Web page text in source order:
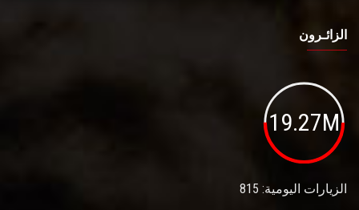
الزائـرون
19.27M
الزيارات اليومية: 815